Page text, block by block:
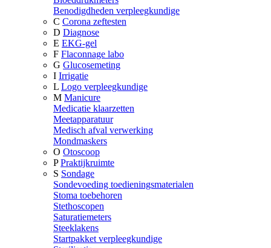
Benodigdheden verpleegkundige
C Corona zeftesten
D Diagnose
E EKG-gel
F Flaconnage labo
G Glucosemeting
I Irrigatie
L Logo verpleegkundige
M Manicure
Medicatie klaarzetten
Meetapparatuur
Medisch afval verwerking
Mondmaskers
O Otoscoop
P Praktijkruimte
S Sondage
Sondevoeding toedieningsmaterialen
Stoma toebehoren
Stethoscopen
Saturatiemeters
Steeklakens
Startpakket verpleegkundige